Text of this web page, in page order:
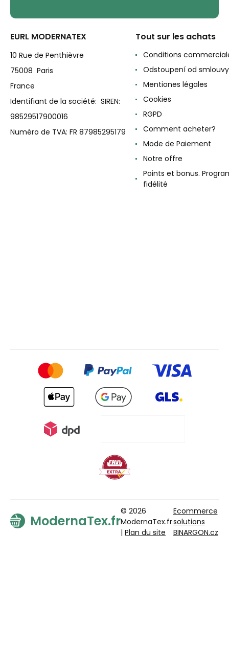
EURL MODERNATEX
10 Rue de Penthièvre
75008 Paris
France
Identifiant de la société: SIREN:
98529517900016
Numéro de TVA: FR 87985295179
Tout sur les achats
Conditions
Odstoupení od smlouvy
Mentiones légales
Cookies
RGPD
Comment acheter?
Mode de Paiement
Notre offre
Points et bonus.
fidélité
ModernaTex.fr
© 2026
ModernaTex.fr
| Plan du site
Ecommerce
solutions
BINARGON.cz